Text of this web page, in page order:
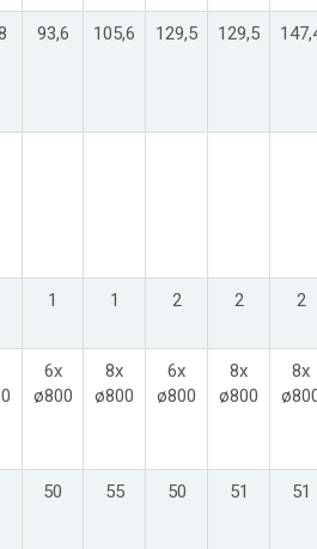
93,6 105,6 129,5 129,5
1 1 2 2 2
6x
ø800
8x
ø800
6x
ø800
8x
ø800
8x
50 55 50 51 51